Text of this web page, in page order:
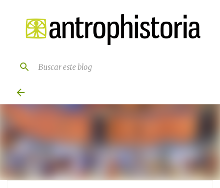
Ir al contenido principal